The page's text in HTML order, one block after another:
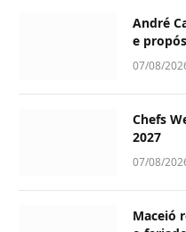
André
e
07/08/
Chefs
2027
07/08/
Maceió